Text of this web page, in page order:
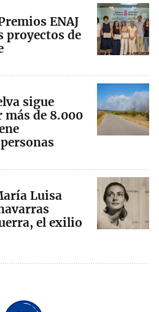
ENAJ
proyectos de
sigue
de 8.000
Luisa
el exilio